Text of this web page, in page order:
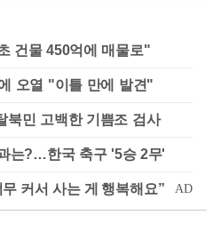
건물 450억에 매물로"
오열 "이틀 만에 발견"
민 고백한 기쁨조 검사
는?…한국 축구 '5승 2무'